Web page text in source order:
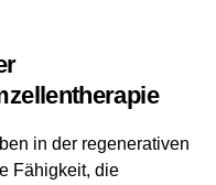
in der regenerativen
Fähigkeit, die